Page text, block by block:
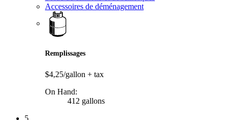
Accessoires de déménagement
Remplissages
$4,25/gallon + tax
On Hand:
412 gallons